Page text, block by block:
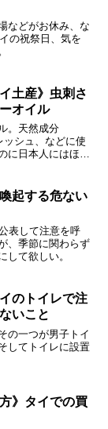
などがお休み、な
の祝祭日、気を
土産》虫刺さ
オイル
。天然成分
ッシュ、などに使
に日本人にはほと
起する危ない
表して注意を呼
、季節に関わらず
して欲しい。
のトイレで注
いこと
の一つが男子トイ
してトイレに設置
》タイでの買